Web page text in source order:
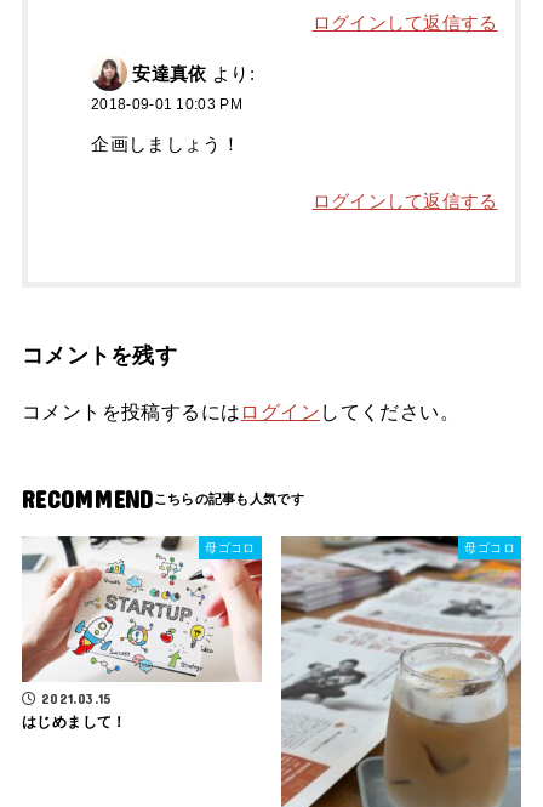
ログインして返信する
安達真依 より:
2018-09-01 10:03 PM
企画しましょう！
ログインして返信する
コメントを残す
コメントを投稿するには ログイン してください。
RECOMMEND
母ゴコロ
2021.03.15
はじめまして！
母ゴコロ